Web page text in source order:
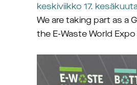
keskiviikko 17.
We are taking part as a
the E-Waste World